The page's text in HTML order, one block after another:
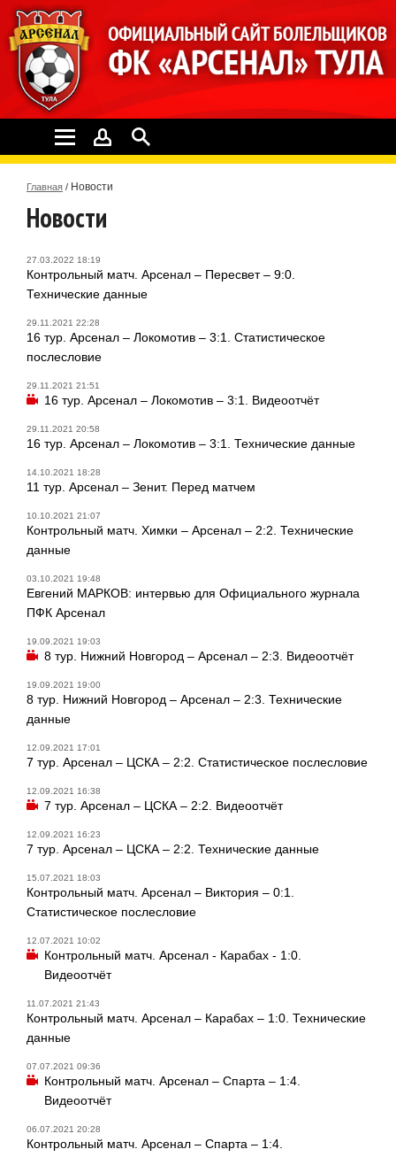
Главная / Новости
Новости
27.03.2022 18:19
Контрольный матч. Арсенал – Пересвет – 9:0.
Технические данные
29.11.2021 22:28
16 тур. Арсенал – Локомотив – 3:1. Статистическое
послесловие
29.11.2021 21:51
16 тур. Арсенал – Локомотив – 3:1. Видеоотчёт
29.11.2021 20:58
16 тур. Арсенал – Локомотив – 3:1. Технические данные
14.10.2021 18:28
11 тур. Арсенал – Зенит. Перед матчем
10.10.2021 21:07
Контрольный матч. Химки – Арсенал – 2:2. Технические
данные
03.10.2021 19:48
Евгений МАРКОВ: интервью для Официального журнала
ПФК Арсенал
19.09.2021 19:03
8 тур. Нижний Новгород – Арсенал – 2:3. Видеоотчёт
19.09.2021 19:00
8 тур. Нижний Новгород – Арсенал – 2:3. Технические
данные
12.09.2021 17:01
7 тур. Арсенал – ЦСКА – 2:2. Статистическое послесловие
12.09.2021 16:38
7 тур. Арсенал – ЦСКА – 2:2. Видеоотчёт
12.09.2021 16:23
7 тур. Арсенал – ЦСКА – 2:2. Технические данные
15.07.2021 18:03
Контрольный матч. Арсенал – Виктория – 0:1.
Статистическое послесловие
12.07.2021 10:02
Контрольный матч. Арсенал - Карабах - 1:0.
Видеоотчёт
11.07.2021 21:43
Контрольный матч. Арсенал – Карабах – 1:0. Технические
данные
07.07.2021 09:36
Контрольный матч. Арсенал – Спарта – 1:4.
Видеоотчёт
06.07.2021 20:28
Контрольный матч. Арсенал – Спарта – 1:4.